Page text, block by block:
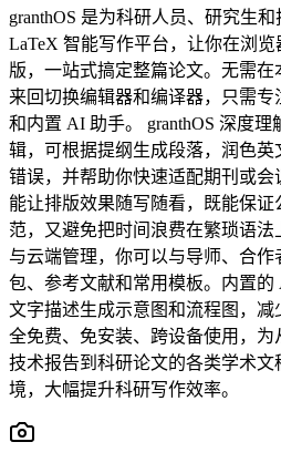
granthOS 是为科研人员、研究生
LaTeX 智能写作平台，让你在浏
版，一站式搞定整篇论文。无需在
来回切换编辑器和编译器，只需
和内置 AI 助手。 granthOS 深度理
辑，可根据提纲生成段落，润色
错误，并帮助你快速适配期刊或
能让排版效果随写随看，既能保
范，又避免把时间浪费在繁琐语
与云端管理，你可以与导师、合
包、参考文献和常用模板。内置
文字描述生成示意图和流程图，减
全免费、免安装、跨设备使用，
技术报告到科研论文的各类学术
境，大幅提升科研写作效率。